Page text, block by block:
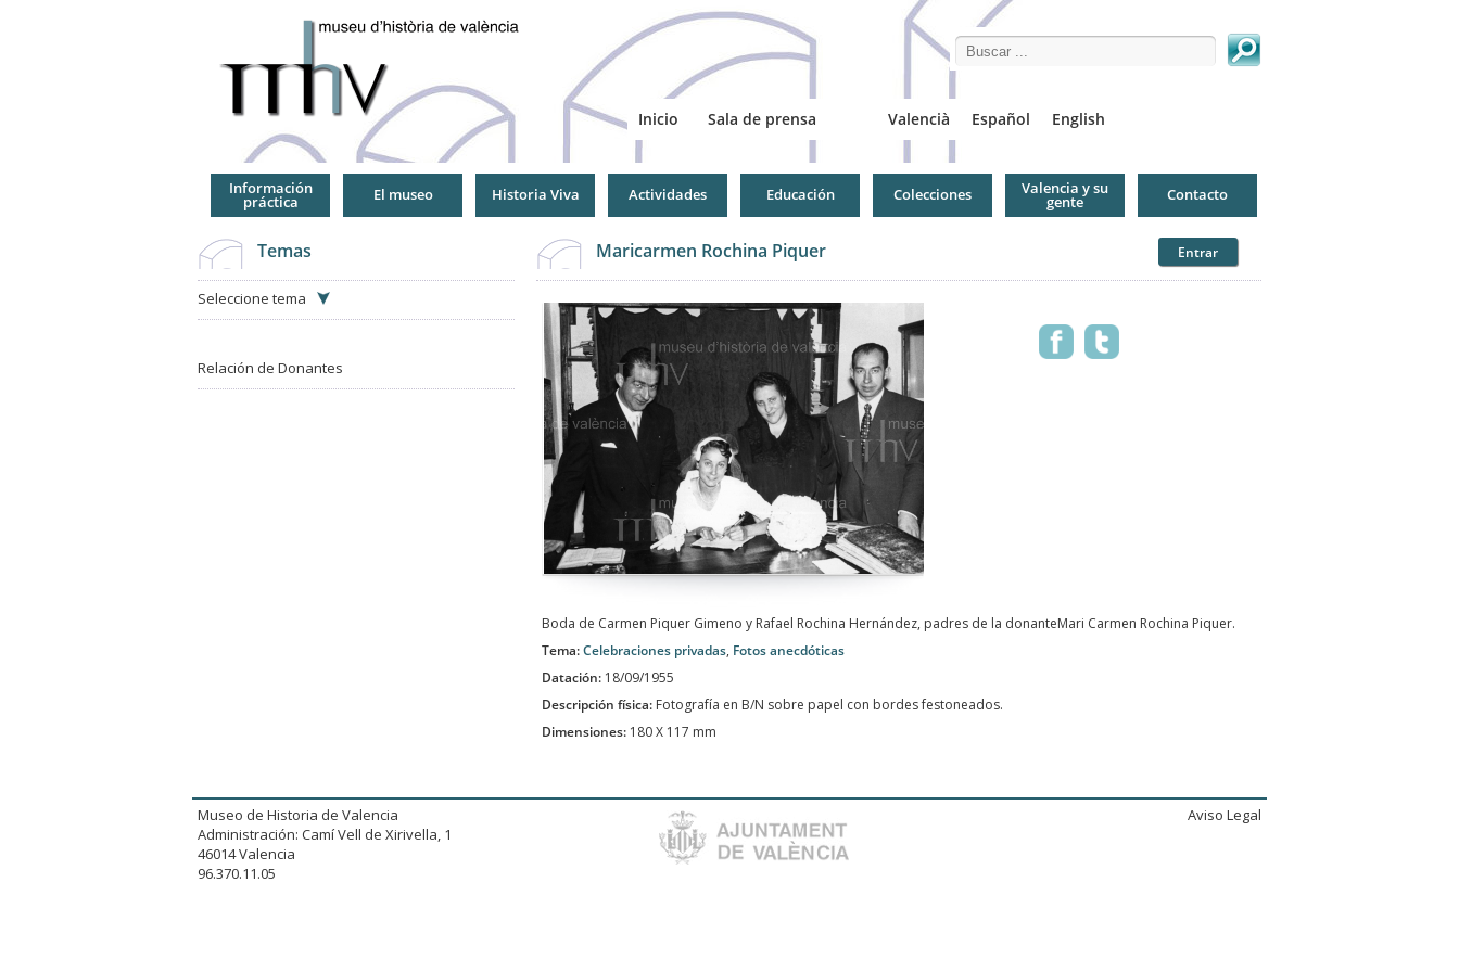
Search this site
Valencià Español English
Inicio Sala de prensa
Información
práctica El museo Historia Viva Actividades Educación Colecciones Valencia y su
gente Contacto
Temas
Seleccione tema
Relación de Donantes
Maricarmen Rochina Piquer Entrar
Boda de Carmen Piquer Gimeno y Rafael Rochina Hernández, padres de la donanteMari Carmen Rochina Piquer.
Tema:Celebraciones privadas, Fotos anecdóticas
Datación: 18/09/1955
Descripción física: Fotografía en B/N sobre papel con bordes festoneados.
Dimensiones: 180 X 117 mm
Museo de Historia de Valencia
Administración: Camí Vell de Xirivella, 1
46014 Valencia
96.370.11.05
Aviso Legal